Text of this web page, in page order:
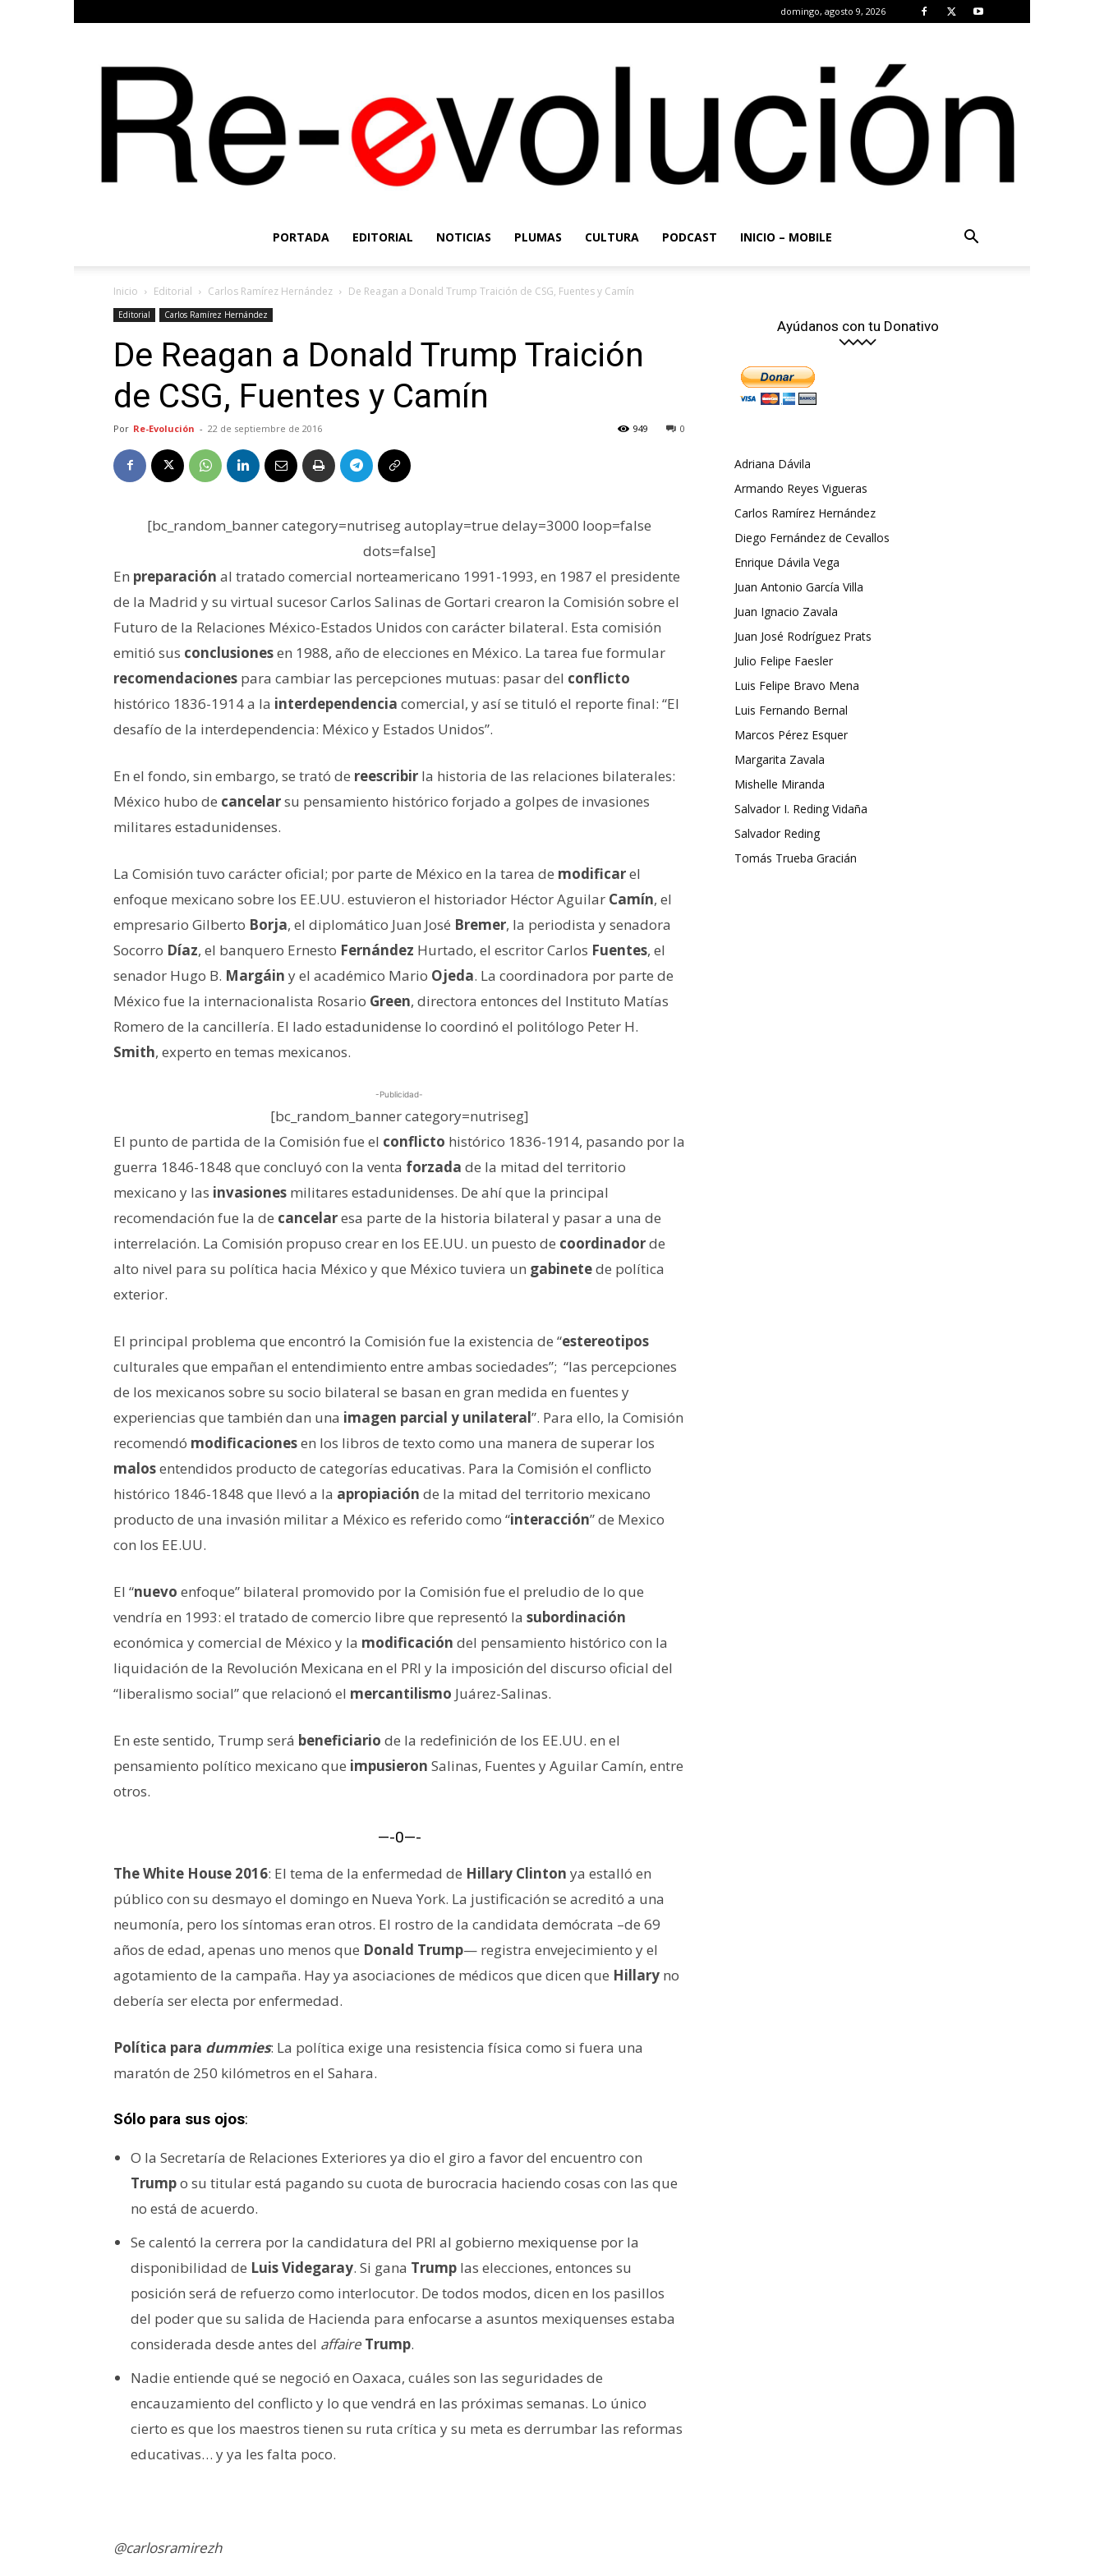
domingo, agosto 9, 2026
Evolución
PORTADA EDITORIAL NOTICIAS PLUMAS CULTURA PODCAST INICIO – MOBILE
Inicio Editorial Carlos Ramírez Hernández De Reagan a Donald Trump Traición de CSG, Fuentes y Camín
Editorial Carlos Ramírez Hernández
De Reagan a Donald Trump Traición
de CSG, Fuentes y Camín
Por Re-Evolución - 22 de septiembre de 2016 0
949
[bc_random_banner category=nutriseg autoplay=true delay=3000 loop=false
dots=false]
En preparación al tratado comercial norteamericano 1991-1993, en 1987 el presidente
de la Madrid y su virtual sucesor Carlos Salinas de Gortari crearon la Comisión sobre el
Futuro de la Relaciones México-Estados Unidos con carácter bilateral. Esta comisión
emitió sus conclusionesen 1988, año de elecciones en México. La tarea fue formular
recomendaciones para cambiar las percepciones mutuas: pasar del conflicto
histórico 1836-1914 a la interdependencia comercial, y así se tituló el reporte final: “El
desafío de la interdependencia: México y Estados Unidos”.
En el fondo, sin embargo, se trató de reescribir la historia de las relaciones bilaterales:
México hubo de cancelarsu pensamiento histórico forjado a golpes de invasiones
militares estadunidenses.
La Comisión tuvo carácter oficial; por parte de México en la tarea de modificarel
enfoque mexicano sobre los EE.UU. estuvieron el historiador Héctor Aguilar Camín, el
empresario Gilberto Borja, el diplomático Juan José Bremer, la periodista y senadora
Socorro Díaz, el banquero Ernesto Fernández Hurtado, el escritor Carlos Fuentes, el
senador Hugo B. Margáin y el académico Mario Ojeda. La coordinadora por parte de
México fue la internacionalista Rosario Green, directora entonces del Instituto Matías
Romero de la cancillería. El lado estadunidense lo coordinó el politólogo Peter H.
Smith, experto en temas mexicanos.
-Publicidad-
[bc_random_banner category=nutriseg]
El punto de partida de la Comisión fue el conflicto histórico 1836-1914, pasando por la
guerra 1846-1848 que concluyó con la venta forzada de la mitad del territorio
mexicano y las invasiones militares estadunidenses. De ahí que la principal
recomendación fue la de cancelaresa parte de la historia bilateral y pasar a una de
interrelación. La Comisión propuso crear en los EE.UU. un puesto de coordinadorde
alto nivel para su política hacia México y que México tuviera un gabinetede política
exterior.
El principal problema que encontró la Comisión fue la existencia de “estereotipos
culturales que empañan el entendimiento entre ambas sociedades”; “las percepciones
de los mexicanos sobre su socio bilateral se basan en gran medida en fuentes y
experiencias que también dan una imagen parcial y unilateral”. Para ello, la Comisión
recomendó modificacionesen los libros de texto como una manera de superar los
malosentendidos producto de categorías educativas. Para la Comisión el conflicto
histórico 1846-1848 que llevó a la apropiación de la mitad del territorio mexicano
producto de una invasión militar a México es referido como “interacción” de Mexico
con los EE.UU.
El “nuevo enfoque” bilateral promovido por la Comisión fue el preludio de lo que
vendría en 1993: el tratado de comercio libre que representó la subordinación
económica y comercial de México y la modificación del pensamiento histórico con la
liquidación de la Revolución Mexicana en el PRI y la imposición del discurso oficial del
“liberalismo social” que relacionó el mercantilismo Juárez-Salinas.
En este sentido, Trump será beneficiario de la redefinición de los EE.UU. en el
pensamiento político mexicano que impusieron Salinas, Fuentes y Aguilar Camín, entre
otros.
—-0—-
The White House 2016: El tema de la enfermedad de Hillary Clinton ya estalló en
público con su desmayo el domingo en Nueva York. La justificación se acreditó a una
neumonía, pero los síntomas eran otros. El rostro de la candidata demócrata –de 69
años de edad, apenas uno menos que Donald Trump— registra envejecimiento y el
agotamiento de la campaña. Hay ya asociaciones de médicos que dicen que Hillary no
debería ser electa por enfermedad.
Política para dummies: La política exige una resistencia física como si fuera una
maratón de 250 kilómetros en el Sahara.
Sólo para sus ojos:
O la Secretaría de Relaciones Exteriores ya dio el giro a favor del encuentro con
Trumpo su titular está pagando su cuota de burocracia haciendo cosas con las que
no está de acuerdo.
Se calentó la cerrera por la candidatura del PRI al gobierno mexiquense por la
disponibilidad de Luis Videgaray. Si gana Trump las elecciones, entonces su
posición será de refuerzo como interlocutor. De todos modos, dicen en los pasillos
del poder que su salida de Hacienda para enfocarse a asuntos mexiquenses estaba
considerada desde antes del affaire Trump.
Nadie entiende qué se negoció en Oaxaca, cuáles son las seguridades de
encauzamiento del conflicto y lo que vendrá en las próximas semanas. Lo único
cierto es que los maestros tienen su ruta crítica y su meta es derrumbar las reformas
educativas… y ya les falta poco.
@carlosramirezh
Ayúdanos con tu Donativo
Adriana Dávila
Armando Reyes Vigueras
Carlos Ramírez Hernández
Diego Fernández de Cevallos
Enrique Dávila Vega
Juan Antonio García Villa
Juan Ignacio Zavala
Juan José Rodríguez Prats
Julio Felipe Faesler
Luis Felipe Bravo Mena
Luis Fernando Bernal
Marcos Pérez Esquer
Margarita Zavala
Mishelle Miranda
Salvador I. Reding Vidaña
Salvador Reding
Tomás Trueba Gracián